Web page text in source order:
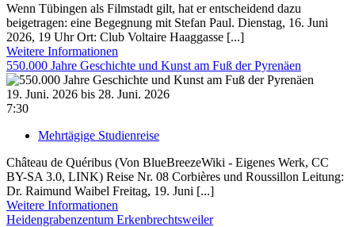
Wenn Tübingen als Filmstadt gilt, hat er entscheidend dazu
beigetragen: eine Begegnung mit Stefan Paul. Dienstag, 16. Juni
2026, 19 Uhr Ort: Club Voltaire Haaggasse [...]
Weitere Informationen
550.000 Jahre Geschichte und Kunst am Fuß der Pyrenäen
19. Juni. 2026 bis 28. Juni. 2026
7:30
Mehrtägige Studienreise
Château de Quéribus (Von BlueBreezeWiki - Eigenes Werk, CC
BY-SA 3.0, LINK) Reise Nr. 08 Corbières und Roussillon Leitung:
Dr. Raimund Waibel Freitag, 19. Juni [...]
Weitere Informationen
Heidengrabenzentum Erkenbrechtsweiler